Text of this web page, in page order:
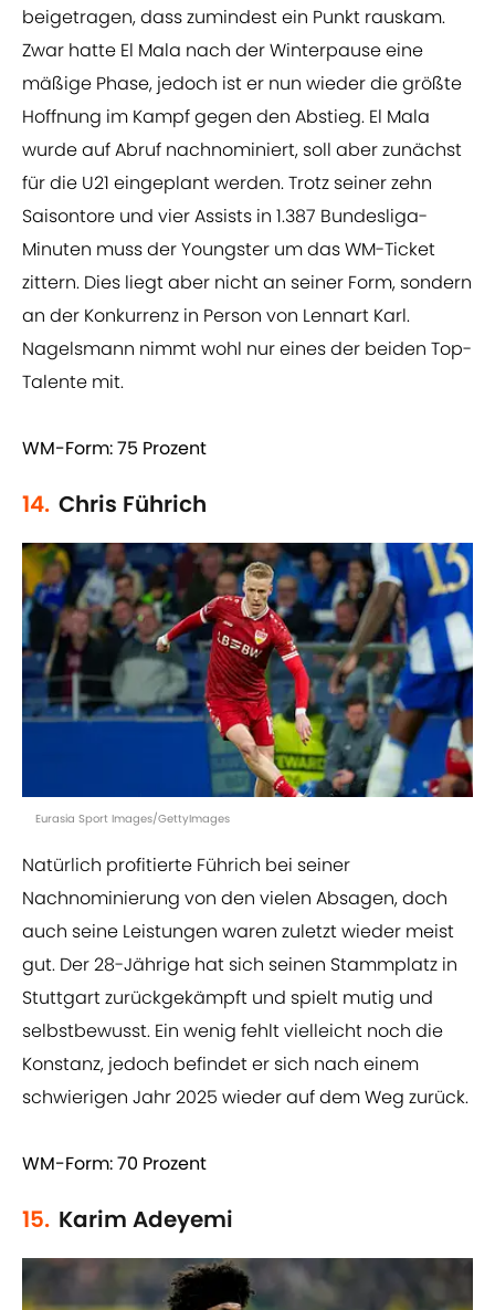
beigetragen, dass zumindest ein Punkt rauskam.
Zwar hatte El Mala nach der Winterpause eine
mäßige Phase, jedoch ist er nun wieder die größte
Hoffnung im Kampf gegen den Abstieg. El Mala
wurde auf Abruf nachnominiert, soll aber zunächst
für die U21 eingeplant werden. Trotz seiner zehn
Saisontore und vier Assists in 1.387 Bundesliga-
Minuten muss der Youngster um das WM-Ticket
zittern. Dies liegt aber nicht an seiner Form, sondern
an der Konkurrenz in Person von Lennart Karl.
Nagelsmann nimmt wohl nur eines der beiden Top-
Talente mit.
WM-Form: 75 Prozent
14. Chris Führich
Eurasia Sport Images/GettyImages
Natürlich profitierte Führich bei seiner
Nachnominierung von den vielen Absagen, doch
auch seine Leistungen waren zuletzt wieder meist
gut. Der 28-Jährige hat sich seinen Stammplatz in
Stuttgart zurückgekämpft und spielt mutig und
selbstbewusst. Ein wenig fehlt vielleicht noch die
Konstanz, jedoch befindet er sich nach einem
schwierigen Jahr 2025 wieder auf dem Weg zurück.
WM-Form: 70 Prozent
15. Karim Adeyemi